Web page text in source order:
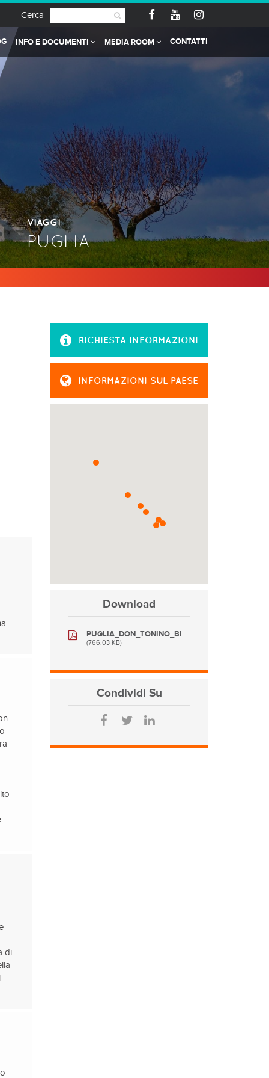
Cerca
INFO E DOCUMENTI MEDIA ROOM CONTATTI
VIAGGI
PUGLIA
di
RICHIESTA INFORMAZIONI
INFORMAZIONI SUL PAESE
Download
PUGLIA_DON_TONINO_BELLO.pdf
(766.03 KB)
Condividi Su